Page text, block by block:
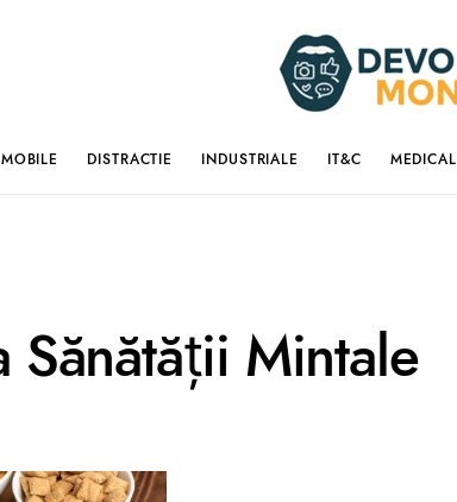
DISTRACTIE INDUSTRIALE IT&C MEDICAL
Sănătății Mintale